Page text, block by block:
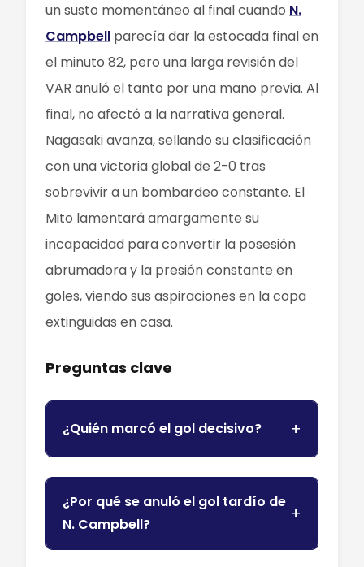
un susto momentáneo al final cuando N.
Campbell parecía dar la estocada final en
el minuto 82, pero una larga revisión del
VAR anuló el tanto por una mano previa. Al
final, no afectó a la narrativa general.
Nagasaki avanza, sellando su clasificación
con una victoria global de 2-0 tras
sobrevivir a un bombardeo constante. El
Mito lamentará amargamente su
incapacidad para convertir la posesión
abrumadora y la presión constante en
goles, viendo sus aspiraciones en la copa
extinguidas en casa.
Preguntas clave
¿Quién marcó el gol decisivo?
¿Por qué se anuló el gol tardío de
N. Campbell?